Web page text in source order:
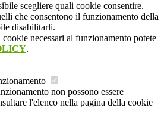
scegliere quali cookie consentire.
che consentono il funzionamento della
disabilitarli.
necessari al funzionamento potete
.
non possono essere
l'elenco nella pagina della cookie